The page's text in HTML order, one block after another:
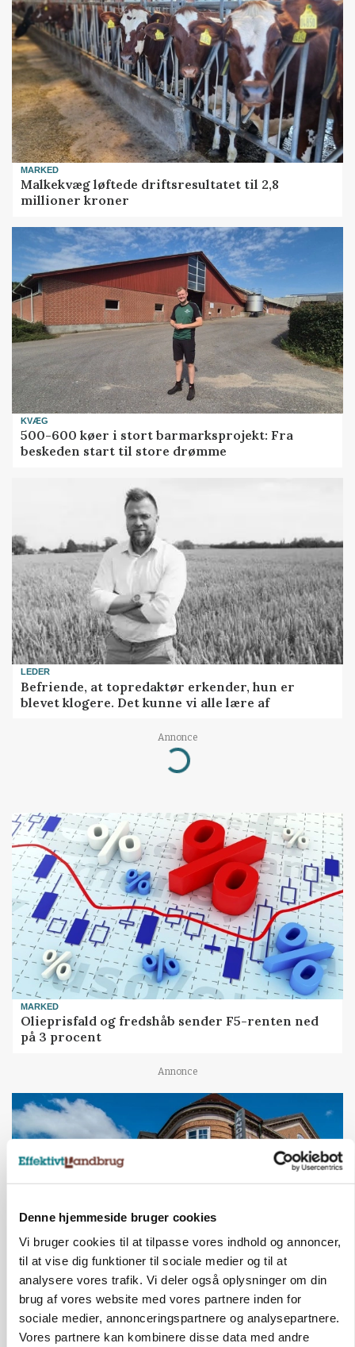
Denne hjemmeside bruger cookies
Vi bruger cookies til at tilpasse vores indhold og annoncer,
til at vise dig funktioner til sociale medier og til at
analysere vores trafik. Vi deler også oplysninger om din
brug af vores website med vores partnere inden for
sociale medier, annonceringspartnere og analysepartnere.
Vores partnere kan kombinere disse data med andre
MARKED
Malkekvæg løftede driftsresultatet til 2,8
millioner kroner
KVÆG
500-600 køer i stort barmarksprojekt: Fra
beskeden start til store drømme
LEDER
Befriende, at topredaktør erkender, hun er
blevet klogere. Det kunne vi alle lære af
Annonce
Loading...
MARKED
Olieprisfald og fredshåb sender F5-renten ned
på 3 procent
Annonce
BUSINESS
Lave grisepriser og nye regler øger landbobanks
forsigtighed